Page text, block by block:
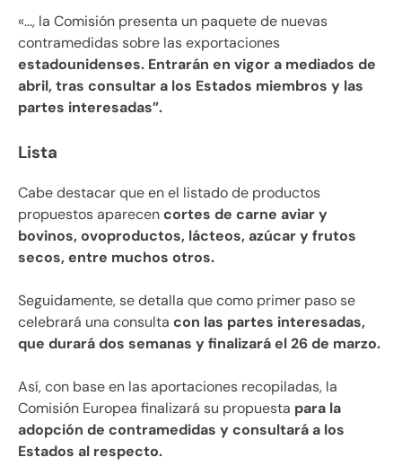
«…, la Comisión presenta un paquete de nuevas
contramedidas sobre las exportaciones
estadounidenses. Entrarán en vigor a mediados de
abril, tras consultar a los Estados miembros y las
partes interesadas”.
Lista
Cabe destacar que en el listado de productos
propuestos aparecencortes de carne aviar y
bovinos, ovoproductos, lácteos, azúcar y frutos
secos, entre muchos otros.
Seguidamente, se detalla que como primer paso se
celebrará una consulta con las partes interesadas,
que durará dos semanas y finalizará el 26 de marzo.
Así, con base en las aportaciones recopiladas, la
Comisión Europea finalizará su propuesta para la
adopción de contramedidas y consultará a los
Estados al respecto.